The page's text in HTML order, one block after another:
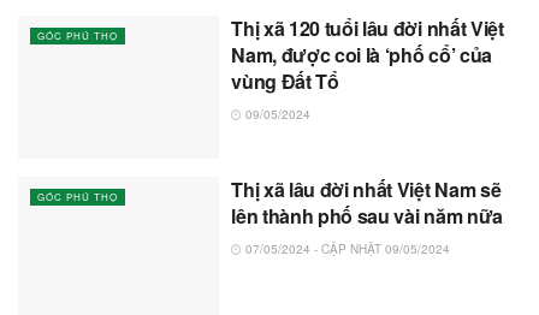
GÓC PHÚ THỌ
Thị xã 120 tuổi lâu đời nhất Việt
Nam, được coi là ‘phố cổ’ của
vùng Đất Tổ
09/05/2024
GÓC PHÚ THỌ
Thị xã lâu đời nhất Việt Nam sẽ
lên thành phố sau vài năm nữa
07/05/2024 - CẬP NHẬT 09/05/2024